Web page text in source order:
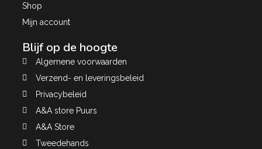
Shop
Mijn account
Blijf op de hoogte
Algemene voorwaarden
Verzend- en leveringsbeleid
Privacybeleid
A&A store Puurs
A&A Store
Tweedehands